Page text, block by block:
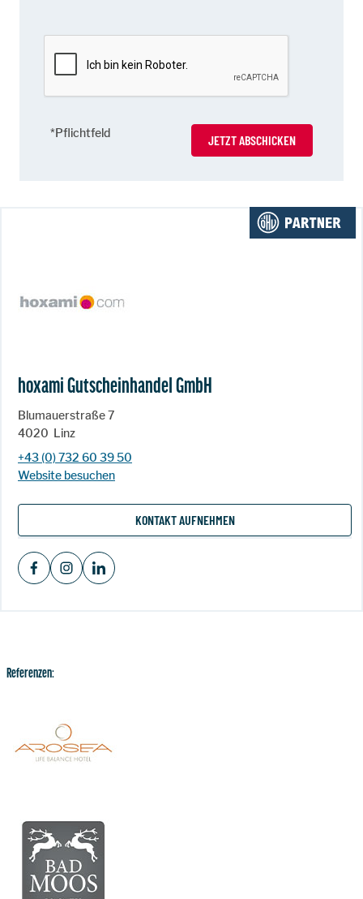
*Pflichtfeld JETZT ABSCHICKEN
hoxami Gutscheinhandel GmbH
Blumauerstraße 7
4020 Linz
+43 (0) 732 60 39 50
Website besuchen
KONTAKT AUFNEHMEN
Referenzen: